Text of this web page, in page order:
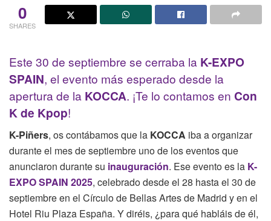
0
SHARES
Este 30 de septiembre se cerraba la K-EXPO
SPAIN, el evento más esperado desde la
apertura de la KOCCA. ¡Te lo contamos en Con
K de Kpop!
K-Piñers, os contábamos que la KOCCA iba a organizar
durante el mes de septiembre uno de los eventos que
anunciaron durante su inauguración. Ese evento es la K-
EXPO SPAIN 2025, celebrado desde el 28 hasta el 30 de
septiembre en el Círculo de Bellas Artes de Madrid y en el
Hotel Riu Plaza España. Y diréis, ¿para qué habláis de él,